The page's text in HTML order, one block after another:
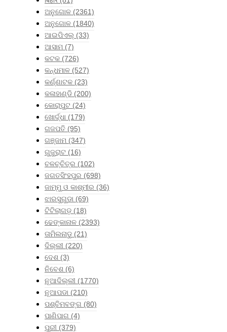
ଅନୁଗୋଳ (2361)
ଅନୁଗୋଳ (1840)
ଆଇପିଏଲ୍ (33)
ଆସାମ (7)
କଟକ (726)
କନ୍ଧମାଳ (527)
କର୍ଣ୍ଣାଟକ (23)
କଳାହାଣ୍ଡି (200)
କୋରାପୁଟ (24)
ଖୋର୍ଦ୍ଧା (179)
ଗଜପତି (95)
ଗଞ୍ଜାମ (347)
ଗୁଜୁରାଟ (16)
ଚଳଚ୍ଚିତ୍ର (102)
ଜଗତସିଂହପୁର (698)
ଜାମ୍ମୁ ଓ କାଶ୍ମୀର (36)
ଝାରସୁଗୁଡା (69)
ଟିଟିଲାଗଡ଼ (18)
ଢେଙ୍କାନାଳ (2393)
ତାମିଲନାଡୁ (21)
ଦିଲ୍ଲୀ (220)
ଦେଶ (3)
ନିବେଶ (6)
ନୂଆଦିଲ୍ଲୀ (1770)
ନୂଆପଡା (210)
ପଶ୍ଚିମବଙ୍ଗ (80)
ପାଣିପାଗ (4)
ପୁରୀ (379)